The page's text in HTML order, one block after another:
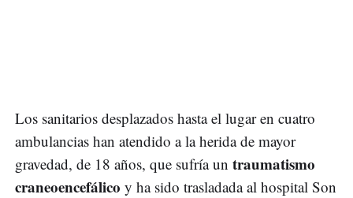
Los sanitarios desplazados hasta el lugar en cuatro
ambulancias han atendido a la herida de mayor
gravedad, de 18 años, que sufría un traumatismo
craneoencefálico y ha sido trasladada al hospital Son